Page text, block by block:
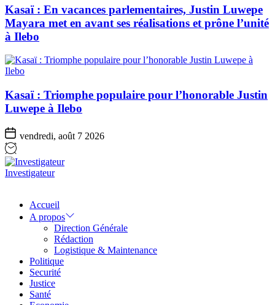
Kasaï : En vacances parlementaires, Justin Luwepe
Mayara met en avant ses réalisations et prône l’unité
à Ilebo
Kasaï : Triomphe populaire pour l’honorable Justin
Luwepe à Ilebo
vendredi, août 7 2026
Investigateur
Accueil
A propos
Direction Générale
Rédaction
Logistique & Maintenance
Politique
Securité
Justice
Santé